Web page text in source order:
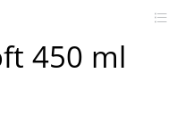
450 ml